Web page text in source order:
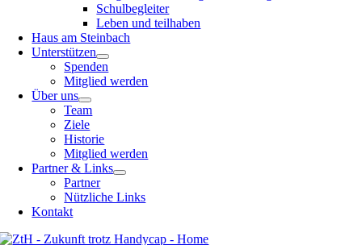
Schulbegleiter
Leben und teilhaben
Haus am Steinbach
Unterstützen
Spenden
Mitglied werden
Über uns
Team
Ziele
Historie
Mitglied werden
Partner & Links
Partner
Nützliche Links
Kontakt